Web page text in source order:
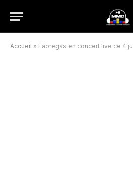
Accueil » Fabregas en concert live ce 4